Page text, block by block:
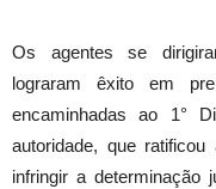
Os agentes se
lograram êxito em
encaminhadas ao 1°
autoridade, que
infringir a determinação